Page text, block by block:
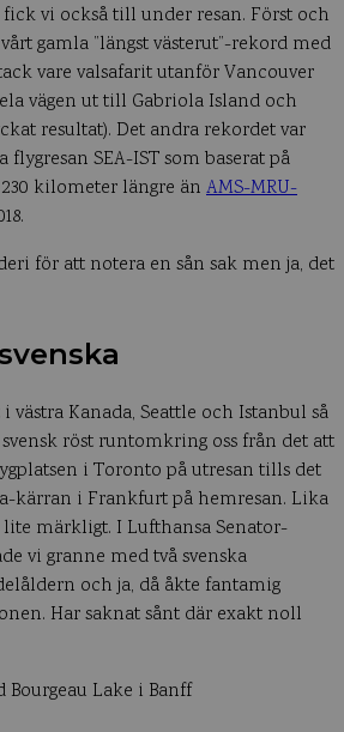
vi också till under resan. Först och
gamla ”längst västerut”-rekord med
vare valsafarit utanför Vancouver
vägen ut till Gabriola Island och
resultat). Det andra rekordet var
SEA-IST som baserat på
kilometer längre än AMS-MRU-
för att notera en sån sak men ja, det
västra Kanada, Seattle och Istanbul så
röst runtomkring oss från det att
i Toronto på utresan tills det
kärran i Frankfurt på hemresan. Lika
märkligt. I Lufthansa Senator-
vi granne med två svenska
och ja, då åkte fantamig
Har saknat sånt där exakt noll